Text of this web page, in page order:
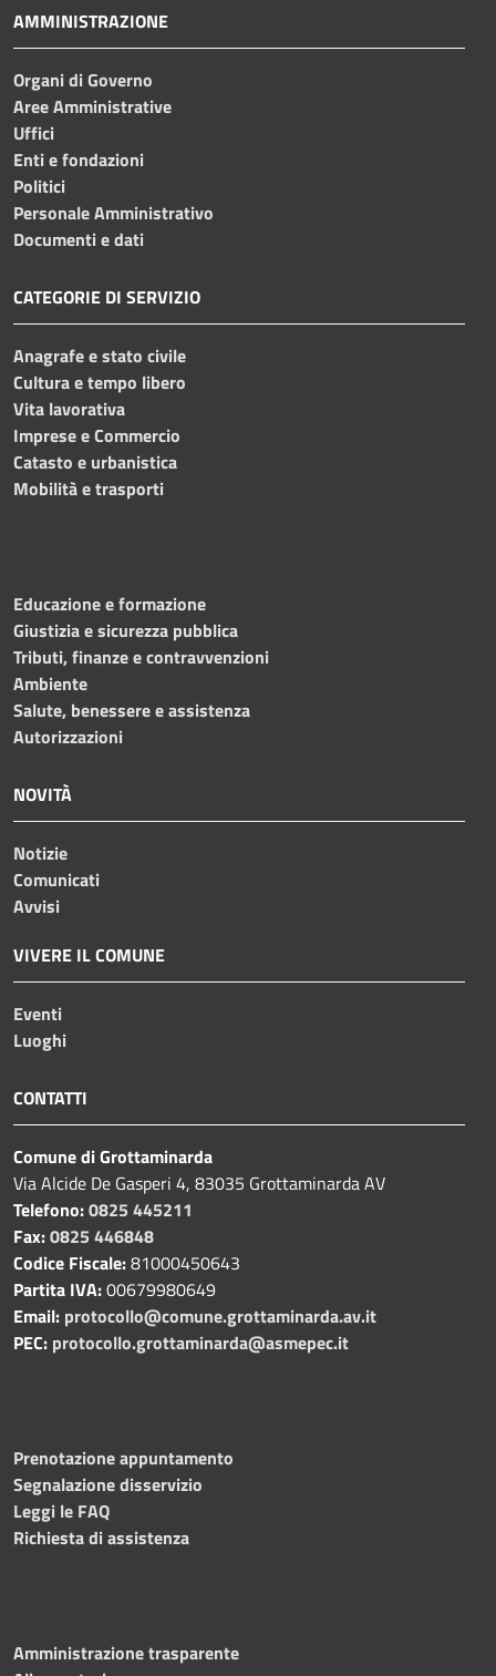
AMMINISTRAZIONE
Organi di Governo
Aree Amministrative
Uffici
Enti e fondazioni
Politici
Personale Amministrativo
Documenti e dati
CATEGORIE DI SERVIZIO
Anagrafe e stato civile
Cultura e tempo libero
Vita lavorativa
Imprese e Commercio
Catasto e urbanistica
Mobilità e trasporti
Educazione e formazione
Giustizia e sicurezza pubblica
Tributi, finanze e contravvenzioni
Ambiente
Salute, benessere e assistenza
Autorizzazioni
NOVITÀ
Notizie
Comunicati
Avvisi
VIVERE IL COMUNE
Eventi
Luoghi
CONTATTI
Comune di Grottaminarda
Via Alcide De Gasperi 4, 83035 Grottaminarda AV
Telefono:0825 445211
Fax:0825 446848
Codice Fiscale:81000450643
Partita IVA:00679980649
Email: protocollo@comune.grottaminarda.av.it
PEC: protocollo.grottaminarda@asmepec.it
Prenotazione appuntamento
Segnalazione disservizio
Leggi le FAQ
Richiesta di assistenza
Amministrazione trasparente